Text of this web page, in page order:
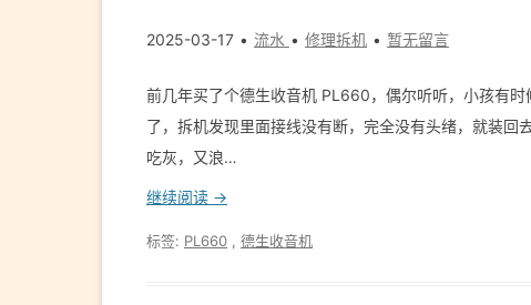
2025-03-17 流水 修理拆机 暂无留言
前几年买了个德生收音机 PL660，偶尔听听，小孩有
了，拆机发现里面接线没有断，完全没有头绪，就装回
吃灰，又浪…
继续阅读 →
标签: PL660 德生收音机